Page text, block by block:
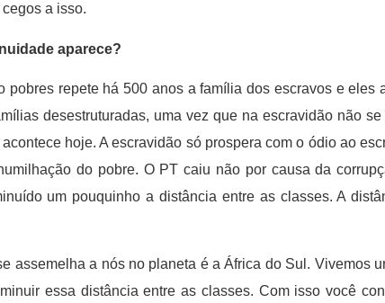
a isso.
aparece?
pobres repete há 500 anos a família dos escravos e
desestruturadas, uma vez que na escravidão não
hoje. A escravidão só prospera com o ódio ao
do pobre. O PT caiu não por causa da
um pouquinho a distância entre as classes. A
assemelha a nós no planeta é a África do Sul. Vivemos
essa distância entre as classes. Com isso você